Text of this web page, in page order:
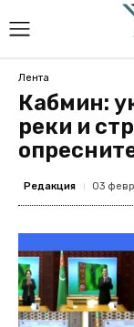
Лента
Кабмин:
реки и
Редакция 03